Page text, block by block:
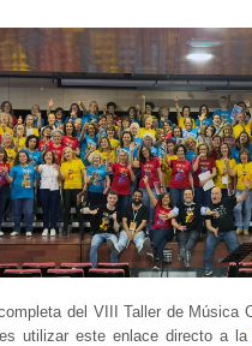
del VIII Taller de Música
utilizar este enlace directo a la